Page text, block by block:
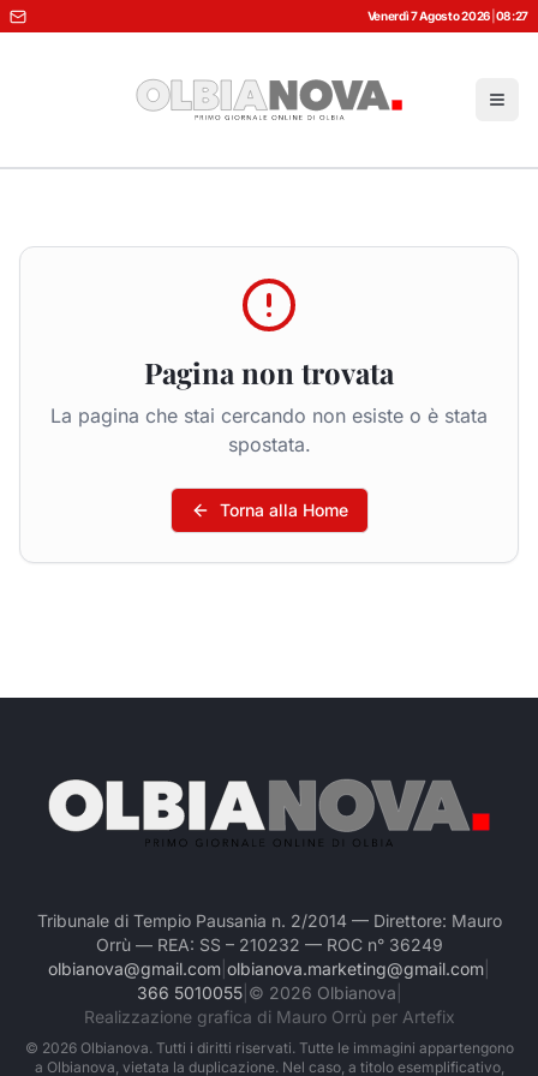
Venerdì 7 Agosto 2026 08:27
Pagina non trovata
La pagina che stai cercando non esiste o è stata
spostata.
Torna alla Home
Tribunale di Tempio Pausania n. 2/2014 — Direttore: Mauro
Orrù — REA: SS – 210232 — ROC n° 36249
olbianova@gmail.com olbianova.marketing@gmail.com
366 5010055| © 2026 Olbianova
Realizzazione grafica di Mauro Orrù per Artefix
© 2026Olbianova. Tutti i diritti riservati. Tutte le immagini appartengono
a Olbianova, vietata la duplicazione. Nel caso, a titolo esemplificativo,